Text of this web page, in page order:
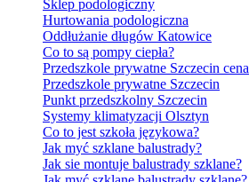
Sklep podologiczny
Hurtowania podologiczna
Oddłużanie długów Katowice
Co to są pompy ciepła?
Przedszkole prywatne Szczecin cena
Przedszkole prywatne Szczecin
Punkt przedszkolny Szczecin
Systemy klimatyzacji Olsztyn
Co to jest szkoła językowa?
Jak myć szklane balustrady?
Jak sie montuje balustrady szklane?